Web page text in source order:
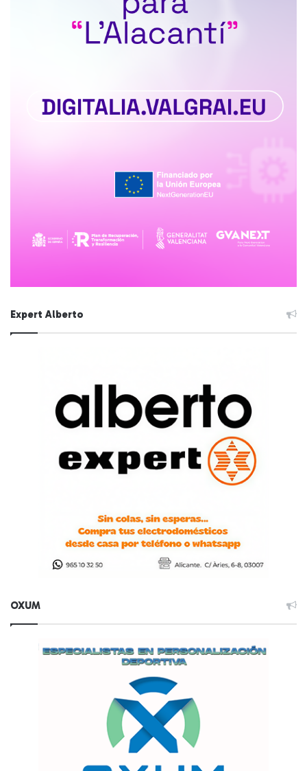
Expert Alberto
OXUM